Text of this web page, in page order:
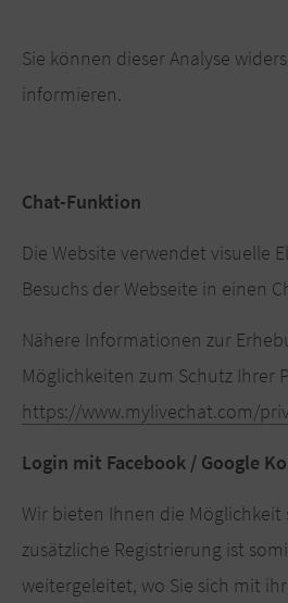
Sie können dieser Analyse
informieren.
Chat-Funktion
Die Website verwendet visuelle
Besuchs der Webseite in einen
Nähere Informationen zur
Möglichkeiten zum Schutz Ihrer
https://www.mylivechat.com/
Login mit Facebook / Google
Wir bieten Ihnen die
zusätzliche Registrierung ist
weitergeleitet, wo Sie sich mit